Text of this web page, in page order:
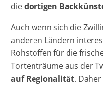
diedortigen
Auch wenn sich die
anderen Ländern
Rohstoffen für die
Tortenträume aus der
auf Regionalität.